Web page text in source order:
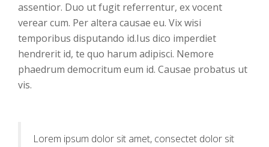
assentior. Duo ut fugit referrentur, ex vocent
verear cum. Per altera causae eu. Vix wisi
temporibus disputando id.Ius dico imperdiet
hendrerit id, te quo harum adipisci. Nemore
phaedrum democritum eum id. Causae probatus ut
vis.
Lorem ipsum dolor sit amet, consectet dolor sit